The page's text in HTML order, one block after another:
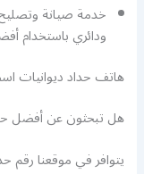
خدمة صيانة
ودائري باستخدام
هاتف حداد ديوانيات
هل تبحثون عن أفضل
يتوافر في موقعنا